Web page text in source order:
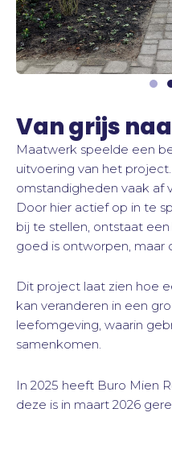
Van grijs
Maatwerk speelde een
uitvoering van het
omstandigheden vaak af
Door hier actief op in te
bij te stellen, ontstaat
goed is ontworpen, maar
Dit project laat zien hoe
kan veranderen in een
leefomgeving, waarin
samenkomen.
In 2025 heeft Buro Mien
deze is in maart 2026